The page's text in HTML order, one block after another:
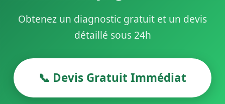
Obtenez un diagnostic gratuit et un devis
détaillé sous 24h
📞 Devis Gratuit Immédiat